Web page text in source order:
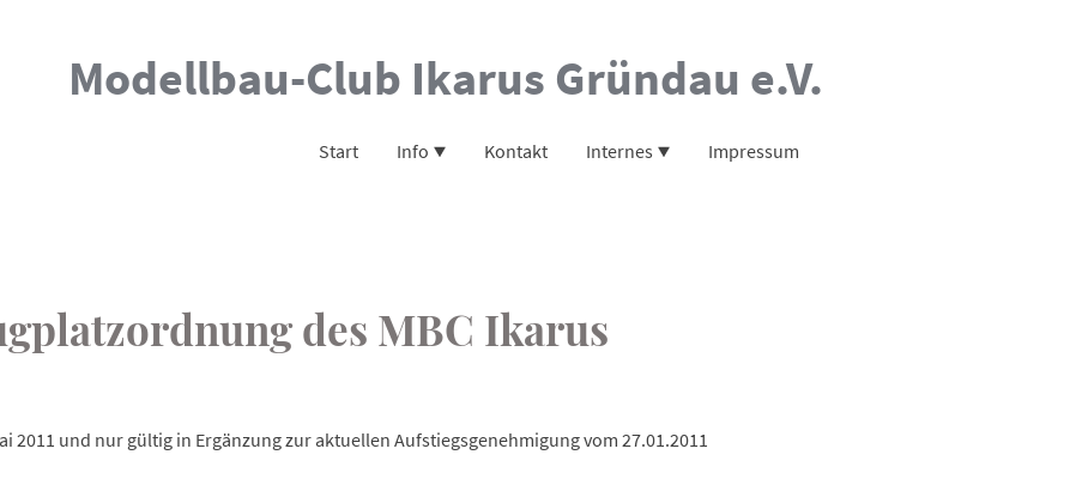
Modellbau-Club Ikarus Gründau e.V.
Start Info Kontakt Internes Impressum
2011 und nur gültig in Ergänzung zur aktuellen Aufstiegsgenehmigung vom 27.01.2011
des MBC Ikarus